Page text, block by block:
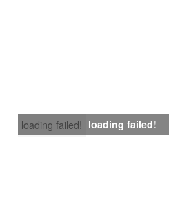
loading failed! loading failed!